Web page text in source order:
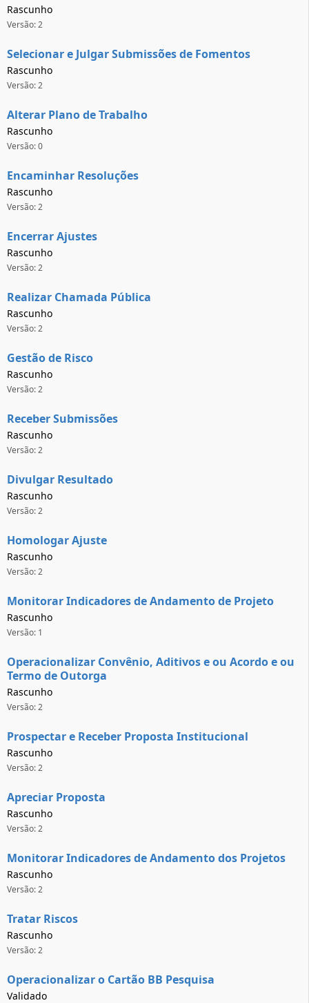
Rascunho
Versão: 2
Selecionar e Julgar Submissões de Fomentos
Rascunho
Versão: 2
Alterar Plano de Trabalho
Rascunho
Versão: 0
Encaminhar Resoluções
Rascunho
Versão: 2
Encerrar Ajustes
Rascunho
Versão: 2
Realizar Chamada Pública
Rascunho
Versão: 2
Gestão de Risco
Rascunho
Versão: 2
Receber Submissões
Rascunho
Versão: 2
Divulgar Resultado
Rascunho
Versão: 2
Homologar Ajuste
Rascunho
Versão: 2
Monitorar Indicadores de Andamento de Projeto
Rascunho
Versão: 1
Operacionalizar Convênio, Aditivos e ou Acordo e ou
Termo de Outorga
Rascunho
Versão: 2
Prospectar e Receber Proposta Institucional
Rascunho
Versão: 2
Apreciar Proposta
Rascunho
Versão: 2
Monitorar Indicadores de Andamento dos Projetos
Rascunho
Versão: 2
Tratar Riscos
Rascunho
Versão: 2
Operacionalizar o Cartão BB Pesquisa
Validado